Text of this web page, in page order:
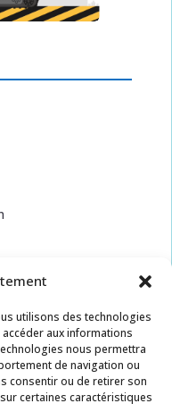
utilisons des technologies
aux informations
nous permettra
de navigation ou
consentir ou de retirer son
certaines caractéristiques